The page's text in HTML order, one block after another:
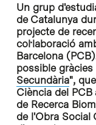
Un grup
de Catalunya
projecte de
col·laboració
Barcelona
possible
Secundària",
Ciència del
de Recerca
de l'Obra Social